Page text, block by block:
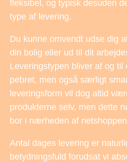
fleksibel, og typisk desuden
type af levering.
Du kunne omvendt udse dig
din bolig eller ud til dit
Leveringstypen bliver af og til
pebret, men også særligt
leveringsform vil dog altid
produkterne selv, men dette
bor i nærheden af
Antal dages levering er
betydningsfuld forudsat vi